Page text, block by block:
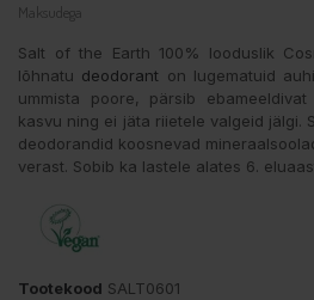
Maksudega
Salt of the Earth 100% looduslik
lõhnatu deodorant on lugematuid
ummista poore, pärsib
kasvu ning ei jäta riietele valgeid jälgi.
deodorandid koosnevad
verast. Sobib ka lastele alates 6.
Tootekood SALT0601